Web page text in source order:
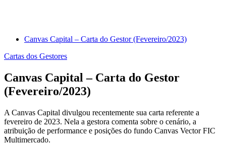
Canvas Capital – Carta do Gestor (Fevereiro/2023)
Cartas dos Gestores
Canvas Capital – Carta do Gestor
(Fevereiro/2023)
A Canvas Capital divulgou recentemente sua carta referente a
fevereiro de 2023. Nela a gestora comenta sobre o cenário, a
atribuição de performance e posições do fundo Canvas Vector FIC
Multimercado.